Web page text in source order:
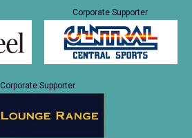
Corporate Supporter
Corporate Supporter